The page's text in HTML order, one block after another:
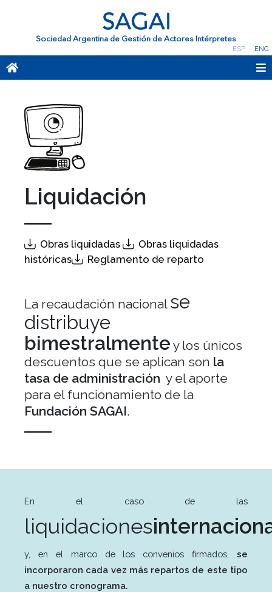
Sociedad Argentina de Gestión de Actores Intérpretes
ESP
ENG
Liquidación
Obras liquidadas
Obras liquidadas
históricas
Reglamento de reparto
La recaudación nacional se
distribuye
bimestralmente y los únicos
descuentos que se aplican son la
tasa de administración y el aporte
para el funcionamiento de la
Fundación SAGAI.
En el caso de las
liquidaciones
y, en el marco de los convenios firmados, se
incorporaron cada vez más repartos de este tipo
a nuestro cronograma.